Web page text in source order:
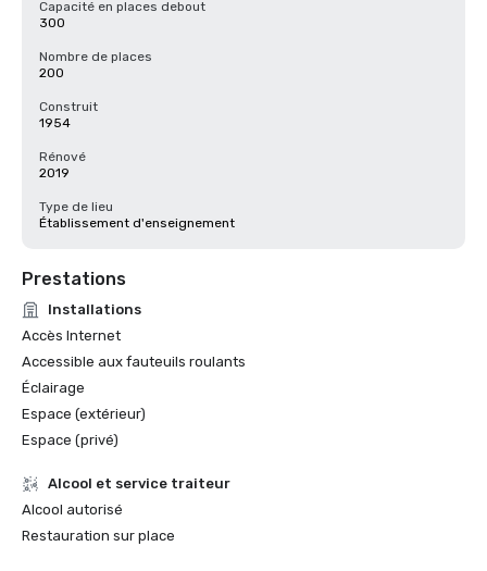
Capacité en places debout
300
Nombre de places
200
Construit
1954
Rénové
2019
Type de lieu
Établissement d'enseignement
Prestations
Installations
Accès Internet
Accessible aux fauteuils roulants
Éclairage
Espace (extérieur)
Espace (privé)
Alcool et service traiteur
Alcool autorisé
Restauration sur place